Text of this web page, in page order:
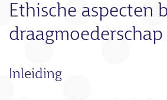
Ethische aspecten
draagmoederschap
Inleiding